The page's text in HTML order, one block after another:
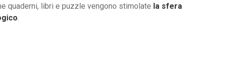
quaderni, libri e puzzle vengono stimolate la sfera
.